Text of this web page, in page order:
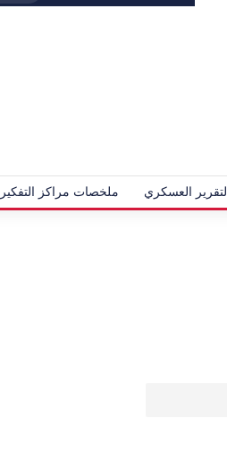
التقرير العسكري ملخصات مراكز التفكير